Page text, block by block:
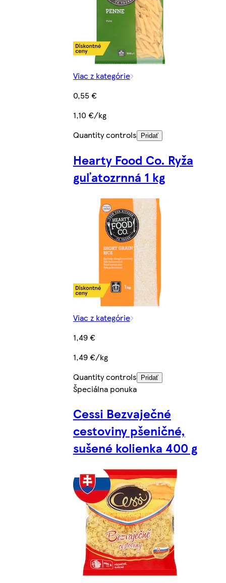
Viac z kategórie
0,55 €
1,10 €/kg
Quantity controls
Pridať
Hearty Food Co. Ryža
guľatozrnná 1 kg
Viac z kategórie
1,49 €
1,49 €/kg
Quantity controls
Pridať
Špeciálna ponuka
Cessi Bezvaječné
cestoviny pšeničné,
sušené kolienka 400 g